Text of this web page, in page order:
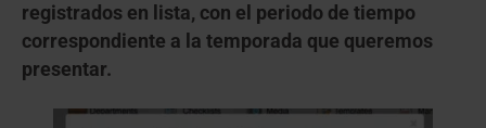
registrados en lista, con el periodo de tiempo
correspondiente a la temporada que queremos
presentar.